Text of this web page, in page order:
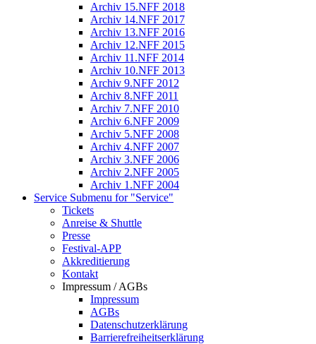
Archiv 15.NFF 2018
Archiv 14.NFF 2017
Archiv 13.NFF 2016
Archiv 12.NFF 2015
Archiv 11.NFF 2014
Archiv 10.NFF 2013
Archiv 9.NFF 2012
Archiv 8.NFF 2011
Archiv 7.NFF 2010
Archiv 6.NFF 2009
Archiv 5.NFF 2008
Archiv 4.NFF 2007
Archiv 3.NFF 2006
Archiv 2.NFF 2005
Archiv 1.NFF 2004
Service Submenu for "Service"
Tickets
Anreise & Shuttle
Presse
Festival-APP
Akkreditierung
Kontakt
Impressum / AGBs
Impressum
AGBs
Datenschutzerklärung
Barrierefreiheitserklärung